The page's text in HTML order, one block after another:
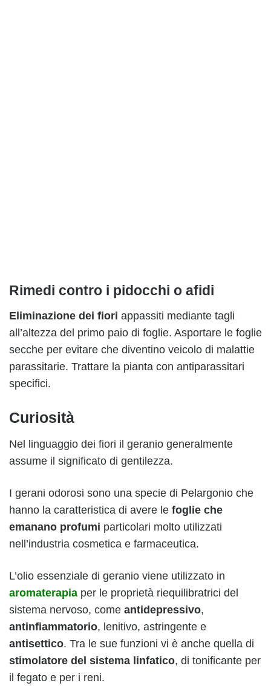
Rimedi contro i pidocchi o afidi
Eliminazione dei fiori appassiti mediante tagli
all’altezza del primo paio di foglie. Asportare le foglie
secche per evitare che diventino veicolo di malattie
parassitarie. Trattare la pianta con antiparassitari
specifici.
Curiosità
Nel linguaggio dei fiori il geranio generalmente
assume il significato di gentilezza.
I gerani odorosi sono una specie di Pelargonio che
hanno la caratteristica di avere le foglie che
emanano profumi particolari molto utilizzati
nell’industria cosmetica e farmaceutica.
L’olio essenziale di geranio viene utilizzato in
aromaterapia per le proprietà riequilibratrici del
sistema nervoso, come antidepressivo,
antinfiammatorio, lenitivo, astringente e
antisettico. Tra le sue funzioni vi è anche quella di
stimolatore del sistema linfatico, di tonificante per
il fegato e per i reni.